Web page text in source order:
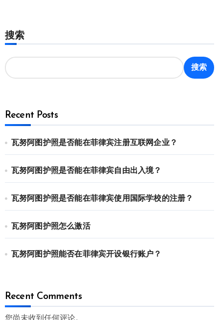
搜索
搜索
Recent Posts
瓦努阿图护照是否能在菲律宾注册互联网企业？
瓦努阿图护照是否能在菲律宾自由出入境？
瓦努阿图护照是否能在菲律宾使用国际学校的注册？
瓦努阿图护照怎么激活
瓦努阿图护照能否在菲律宾开设银行账户？
Recent Comments